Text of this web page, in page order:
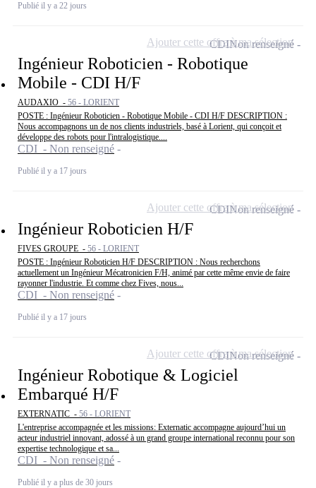
Publié il y a 22 jours
Ingénieur Roboticien - Robotique
Mobile - CDI H/F
AUDAXIO - 56 - LORIENT
POSTE : Ingénieur Roboticien - Robotique Mobile - CDI H/F DESCRIPTION :
Nous accompagnons un de nos clients industriels, basé à Lorient, qui conçoit et
développe des robots pour l'intralogistique....
CDI - Non renseigné
Publié il y a 17 jours
CDINon renseigné
Ajouter cette offre à ma sélection
Ingénieur Roboticien H/F
FIVES GROUPE - 56 - LORIENT
POSTE : Ingénieur Roboticien H/F DESCRIPTION : Nous recherchons
actuellement un Ingénieur Mécatronicien F/H, animé par cette même envie de faire
rayonner l'industrie. Et comme chez Fives, nous...
CDI - Non renseigné
Publié il y a 17 jours
CDINon renseigné
Ajouter cette offre à ma sélection
Ingénieur Robotique & Logiciel
Embarqué H/F
EXTERNATIC - 56 - LORIENT
L'entreprise accompagnée et les missions: Externatic accompagne aujourd’hui un
acteur industriel innovant, adossé à un grand groupe international reconnu pour son
expertise technologique et sa...
CDI - Non renseigné
Publié il y a plus de 30 jours
CDINon renseigné
Ajouter cette offre à ma sélection